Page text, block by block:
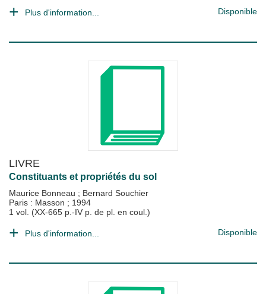
Plus d'information... Disponible
LIVRE
Constituants et propriétés du sol
Maurice Bonneau ; Bernard Souchier
Paris : Masson ; 1994
1 vol. (XX-665 p.-IV p. de pl. en coul.)
Plus d'information... Disponible